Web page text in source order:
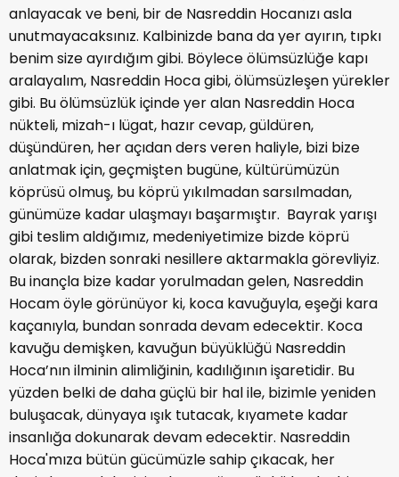
anlayacak ve beni, bir de Nasreddin Hocanızı asla
unutmayacaksınız. Kalbinizde bana da yer ayırın, tıpkı
benim size ayırdığım gibi. Böylece ölümsüzlüğe kapı
aralayalım, Nasreddin Hoca gibi, ölümsüzleşen yürekler
gibi. Bu ölümsüzlük içinde yer alan Nasreddin Hoca
nükteli, mizah-ı lügat, hazır cevap, güldüren,
düşündüren, her açıdan ders veren haliyle, bizi bize
anlatmak için, geçmişten bugüne, kültürümüzün
köprüsü olmuş, bu köprü yıkılmadan sarsılmadan,
günümüze kadar ulaşmayı başarmıştır. Bayrak yarışı
gibi teslim aldığımız, medeniyetimize bizde köprü
olarak, bizden sonraki nesillere aktarmakla görevliyiz.
Bu inançla bize kadar yorulmadan gelen, Nasreddin
Hocam öyle görünüyor ki, koca kavuğuyla, eşeği kara
kaçanıyla, bundan sonrada devam edecektir. Koca
kavuğu demişken, kavuğun büyüklüğü Nasreddin
Hoca’nın ilminin alimliğinin, kadılığının işaretidir. Bu
yüzden belki de daha güçlü bir hal ile, bizimle yeniden
buluşacak, dünyaya ışık tutacak, kıyamete kadar
insanlığa dokunarak devam edecektir. Nasreddin
Hoca'mıza bütün gücümüzle sahip çıkacak, her